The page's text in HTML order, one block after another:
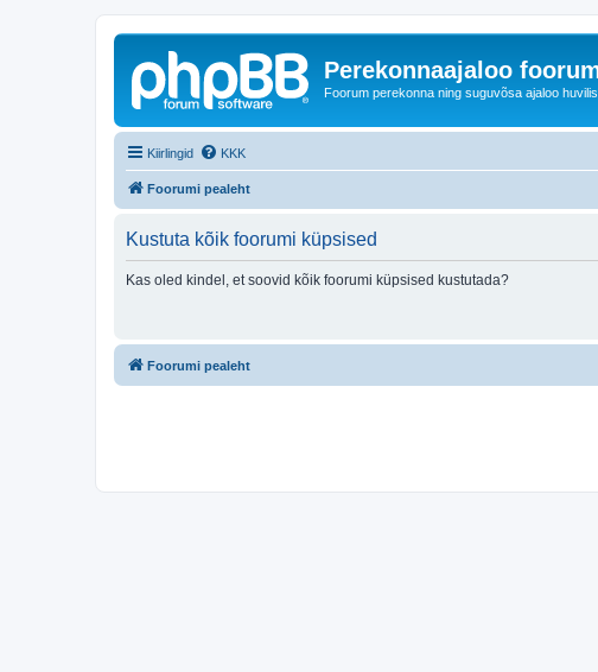
Perekonnaajaloo
Foorum perekonna ning suguvõsa ajaloo
Kiirlingid KKK
Foorumi pealeht
Kustuta kõik foorumi küpsised
Kas oled kindel, et soovid kõik foorumi küpsised kustutada?
Foorumi pealeht